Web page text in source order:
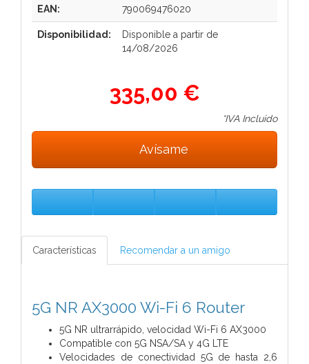
EAN: 790069476020
Disponibilidad:
Disponible a partir de
14/08/2026
335,00 €
*IVA Incluido
Avísame
Características Recomendar a un amigo
5G NR AX3000 Wi-Fi 6 Router
5G NR ultrarrápido, velocidad Wi-Fi 6 AX3000
Compatible con 5G NSA/SA y 4G LTE
Velocidades de conectividad 5G de hasta 2,6